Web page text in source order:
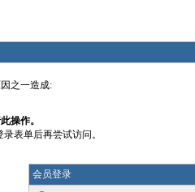
之一造成:
操作。
表单后再尝试访问。
会员登录